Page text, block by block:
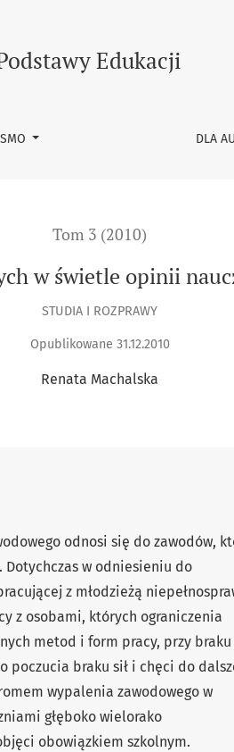
sprawujących nad nimi
Edukacji
DLA
Tom 3 (2010)
w świetle opinii
STUDIA I ROZPRAWY
Opublikowane 31.12.2010
Renata Machalska
odnosi się do zawodów,
w odniesieniu do
z młodzieżą
z osobami, których ograniczenia
metod i form pracy, przy braku
poczucia braku sił i chęci do
wypalenia zawodowego w
głęboko wielorako
obowiązkiem szkolnym.